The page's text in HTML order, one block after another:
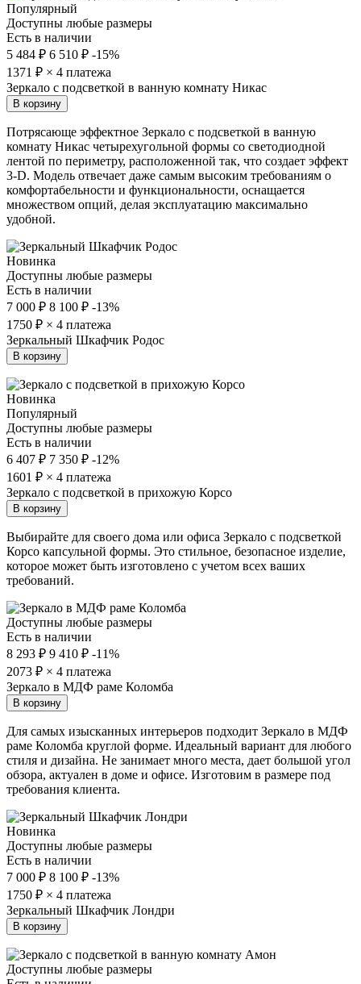
Популярный
Доступны любые размеры
Есть в наличии
5 484 ₽ 6 510 ₽ -15%
1371 ₽ × 4 платежа
Зеркало с подсветкой в ванную комнату Никас
В корзину
Потрясающе эффектное Зеркало с подсветкой в ванную
комнату Никас четырехугольной формы со светодиодной
лентой по периметру, расположенной так, что создает эффект
3-D. Модель отвечает даже самым высоким требованиям о
комфортабельности и функциональности, оснащается
множеством опций, делая эксплуатацию максимально
удобной.
Новинка
Доступны любые размеры
Есть в наличии
7 000 ₽ 8 100 ₽ -13%
1750 ₽ × 4 платежа
Зеркальный Шкафчик Родос
В корзину
Новинка
Популярный
Доступны любые размеры
Есть в наличии
6 407 ₽ 7 350 ₽ -12%
1601 ₽ × 4 платежа
Зеркало с подсветкой в прихожую Корсо
В корзину
Выбирайте для своего дома или офиса Зеркало с подсветкой
Корсо капсульной формы. Это стильное, безопасное изделие,
которое может быть изготовлено с учетом всех ваших
требований.
Доступны любые размеры
Есть в наличии
8 293 ₽ 9 410 ₽ -11%
2073 ₽ × 4 платежа
Зеркало в МДФ раме Коломба
В корзину
Для самых изысканных интерьеров подходит Зеркало в МДФ
раме Коломба круглой форме. Идеальный вариант для любого
стиля и дизайна. Не занимает много места, дает большой угол
обзора, актуален в доме и офисе. Изготовим в размере под
требования клиента.
Новинка
Доступны любые размеры
Есть в наличии
7 000 ₽ 8 100 ₽ -13%
1750 ₽ × 4 платежа
Зеркальный Шкафчик Лондри
В корзину
Доступны любые размеры